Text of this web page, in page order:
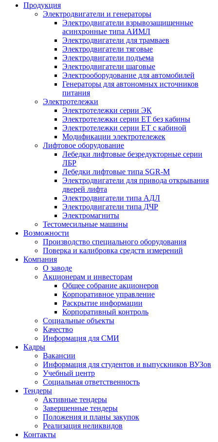
Продукция
Электродвигатели и генераторы
Электродвигатели взрывозащищенные
асинхронные типа АИМЛ
Электродвигатели для трамваев
Электродвигатели тяговые
Электродвигатели подъема
Электродвигатели шаговые
Электрооборудование для автомобилей
Генераторы для автономных источников
питания
Электротележки
Электротележки серии ЭК
Электротележки серии ЕТ без кабины
Электротележки серии ЕТ с кабиной
Модификации электротележек
Лифтовое оборудование
Лебедки лифтовые безредукторные серии
ЛБР
Лебедки лифтовые типа SGR-M
Электродвигатели для привода открывания
дверей лифта
Электродвигатели типа АДЛ
Электродвигатели типа ДЧР
Электромагниты
Тестомесильные машины
Возможности
Производство специального оборудования
Поверка и калибровка средств измерений
Компания
О заводе
Акционерам и инвесторам
Общее собрание акционеров
Корпоративное управление
Раскрытие информации
Корпоративный контроль
Социальные объекты
Качество
Информация для СМИ
Кадры
Вакансии
Информация для студентов и выпускников ВУЗов
Учебный центр
Социальная ответственность
Тендеры
Активные тендеры
Завершенные тендеры
Положения и планы закупок
Реализация неликвидов
Контакты